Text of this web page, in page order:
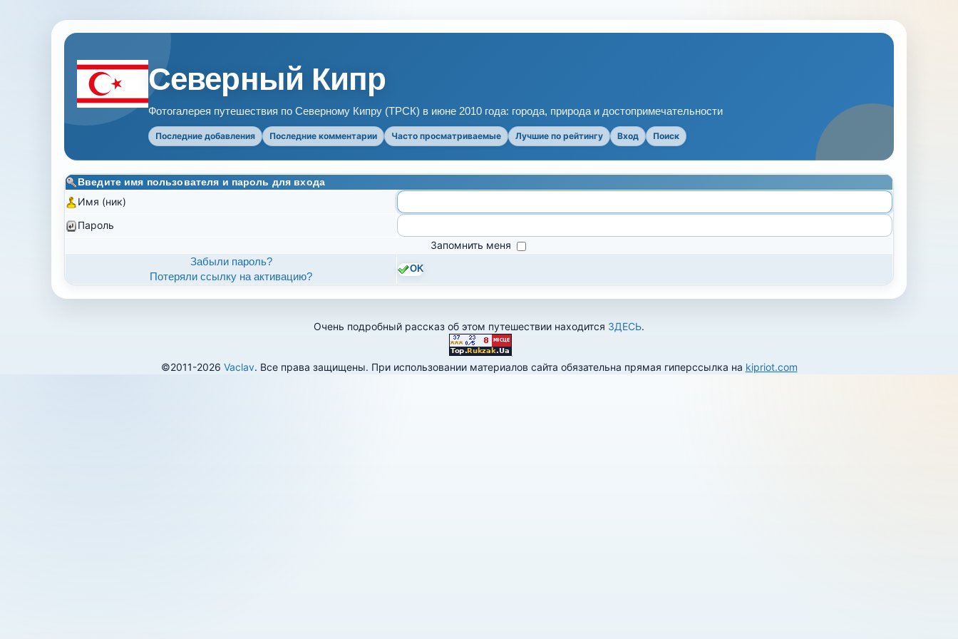
Северный Кипр
Фотогалерея путешествия по Северному Кипру (ТРСК) в июне 2010 года: города, природа и достопримечательности
Последние добавления Последние комментарии Часто просматриваемые Лучшие по рейтингу Вход Поиск
Введите имя пользователя и пароль для входа
Имя (ник)
Пароль
Запомнить меня
Забыли пароль?
Потеряли ссылку на активацию?
OK
Очень подробный рассказ об этом путешествии находится ЗДЕСЬ.
©2011-2026 Vaclav. Все права защищены. При использовании материалов сайта обязательна прямая гиперссылка на kipriot.com